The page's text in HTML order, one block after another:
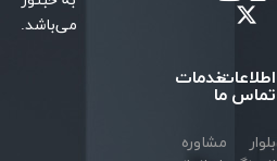
اطلاعات
تماس
بلوار
خدمات
ما
مشاوره
می‌باشد.